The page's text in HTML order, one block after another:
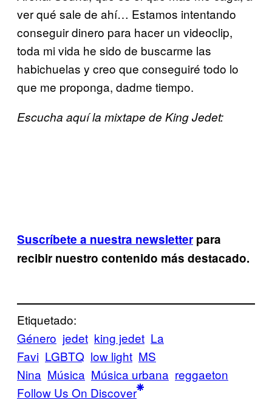
ver qué sale de ahí… Estamos intentando
conseguir dinero para hacer un videoclip,
toda mi vida he sido de buscarme las
habichuelas y creo que conseguiré todo lo
que me proponga, dadme tiempo.
Escucha aquí la mixtape de King Jedet:
Suscríbete a nuestra newsletter para
recibir nuestro contenido más destacado.
Etiquetado:
Género jedet king jedet La
Favi LGBTQ low light MS
Nina Música Música urbana reggaeton
Follow Us On Discover